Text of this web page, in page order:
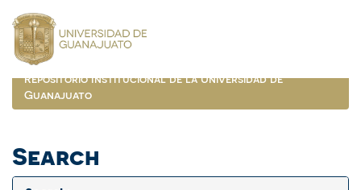
navigation
Repositorio Institucional de la Universidad de
Guanajuato
Search